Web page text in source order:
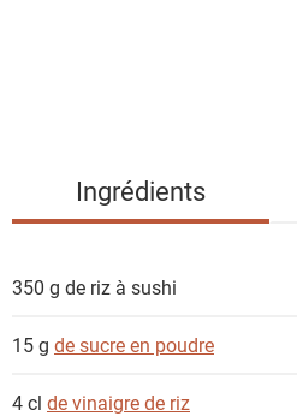
i
t
Ingrédients
350 g de riz à sushi
15 g de sucre en poudre
4 cl de vinaigre de riz